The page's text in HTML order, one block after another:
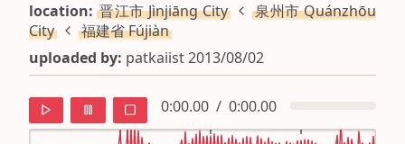
location:晋江市 Jìnjiāng City
泉州市 Quánzhōu
City
福建省 Fújiàn
uploaded by: patkaiist 2013/08/02
0:00.00 / 0:00.00